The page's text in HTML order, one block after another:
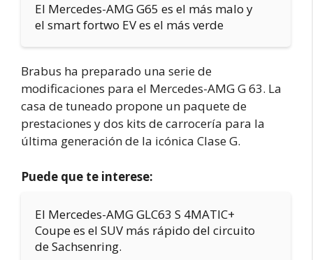
El Mercedes-AMG G65 es el más malo y
el smart fortwo EV es el más verde
Brabus ha preparado una serie de
modificaciones para el Mercedes-AMG G 63. La
casa de tuneado propone un paquete de
prestaciones y dos kits de carrocería para la
última generación de la icónica Clase G.
Puede que te interese:
El Mercedes-AMG GLC63 S 4MATIC+
Coupe es el SUV más rápido del circuito
de Sachsenring.